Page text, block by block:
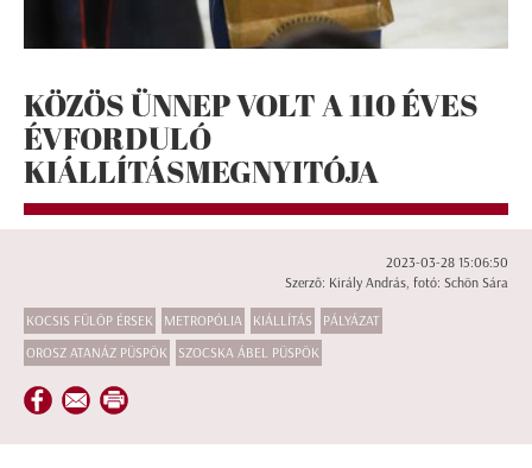
KÖZÖS ÜNNEP VOLT A 110 ÉVES
ÉVFORDULÓ
KIÁLLÍTÁSMEGNYITÓJA
2023-03-28 15:06:50
Szerző: Király András, fotó: Schön Sára
KOCSIS FÜLÖP ÉRSEK METROPÓLIA KIÁLLÍTÁS
PÁLYÁZAT
OROSZ ATANÁZ PÜSPÖK
SZOCSKA ÁBEL PÜSPÖK